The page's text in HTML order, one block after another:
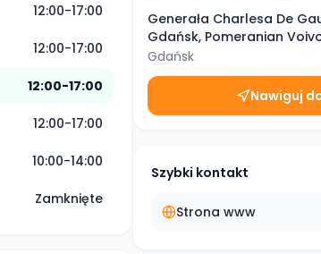
12:00-17:00
12:00-17:00
12:00-17:00
12:00-17:00
10:00-14:00
Zamknięte
Generała Charlesa De
Gdańsk, Pomeranian
Gdańsk
Nawiguj
Szybki kontakt
Strona www